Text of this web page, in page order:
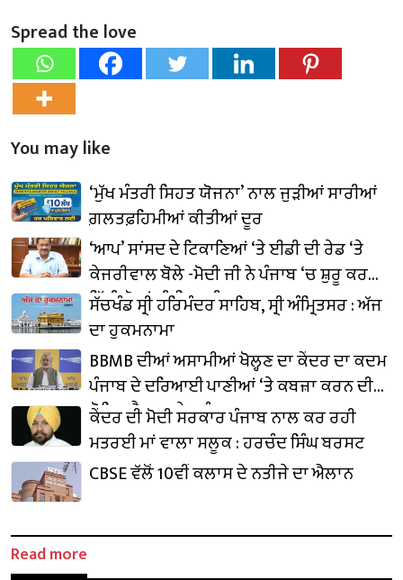
Spread the love
You may like
‘ਮੁੱਖ ਮੰਤਰੀ ਸਿਹਤ ਯੋਜਨਾ’ ਨਾਲ ਜੁੜੀਆਂ ਸਾਰੀਆਂ
ਗ਼ਲਤਫ਼ਹਿਮੀਆਂ ਕੀਤੀਆਂ ਦੂਰ
‘ਆਪ’ ਸਾਂਸਦ ਦੇ ਟਿਕਾਣਿਆਂ ‘ਤੇ ਈਡੀ ਦੀ ਰੇਡ ‘ਤੇ
ਕੇਜਰੀਵਾਲ ਬੋਲੇ -ਮੋਦੀ ਜੀ ਨੇ ਪੰਜਾਬ ‘ਚ ਸ਼ੁਰੂ ਕਰ
ਦਿੱਤੀ ਚੋਣਾਂ ਦੀ ਤਿਆਰੀ
ਸੱਚਖੰਡ ਸ੍ਰੀ ਹਰਿਮੰਦਰ ਸਾਹਿਬ, ਸ੍ਰੀ ਅੰਮ੍ਰਿਤਸਰ : ਅੱਜ
ਦਾ ਹੁਕਮਨਾਮਾ
BBMB ਦੀਆਂ ਅਸਾਮੀਆਂ ਖੋਲ੍ਹਣ ਦਾ ਕੇਂਦਰ ਦਾ ਕਦਮ
ਪੰਜਾਬ ਦੇ ਦਰਿਆਈ ਪਾਣੀਆਂ ‘ਤੇ ਕਬਜ਼ਾ ਕਰਨ ਦੀ
ਕੋਸ਼ਿਸ਼ ਹੈ : ਬਲਤੇਜ ਪੰਨੂ
ਕੇਂਦਰ ਦੀ ਮੋਦੀ ਸਰਕਾਰ ਪੰਜਾਬ ਨਾਲ ਕਰ ਰਹੀ
ਮਤਰਈ ਮਾਂ ਵਾਲਾ ਸਲੂਕ : ਹਰਚੰਦ ਸਿੰਘ ਬਰਸਟ
CBSE ਵੱਲੋਂ 10ਵੀਂ ਕਲਾਸ ਦੇ ਨਤੀਜੇ ਦਾ ਐਲਾਨ
Read more